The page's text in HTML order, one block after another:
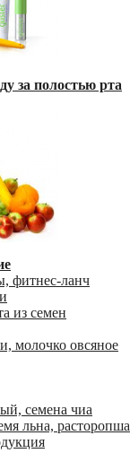
за полостью рта
фитнес-ланч
из семен
молочко овсяное
семена чиа
льна, расторопша